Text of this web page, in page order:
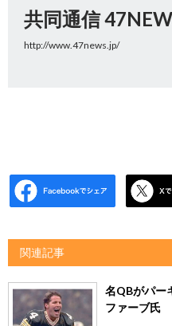
共同通信
http://www.47news.jp/
関連記事
名QBがパー
ファーブ氏